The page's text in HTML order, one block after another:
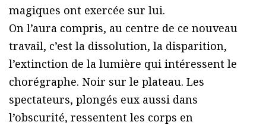
magiques ont exercée sur lui.
On l’aura compris, au centre de ce nouveau
travail, c’est la dissolution, la disparition,
l’extinction de la lumière qui intéressent le
chorégraphe. Noir sur le plateau. Les
spectateurs, plongés eux aussi dans
l’obscurité, ressentent les corps en